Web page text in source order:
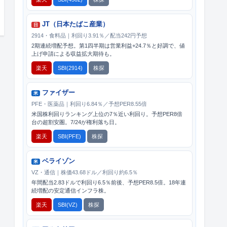
日 JT（日本たばこ産業）
2914・食料品｜利回り3.91％／配当242円予想
2期連続増配予想。第1四半期は営業利益+24.7％と好調で、値
上げ申請による収益拡大期待も。
楽天 SBI(2914) 株探
米 ファイザー
PFE・医薬品｜利回り6.84％／予想PER8.55倍
米国株利回りランキング上位の7％近い利回り。予想PER8倍
台の超割安圏。7/24が権利落ち日。
楽天 SBI(PFE) 株探
米 ベライゾン
VZ・通信｜株価43.68ドル／利回り約6.5％
年間配当2.83ドルで利回り6.5％前後、予想PER8.5倍。18年連
続増配の安定通信インフラ株。
楽天 SBI(VZ) 株探